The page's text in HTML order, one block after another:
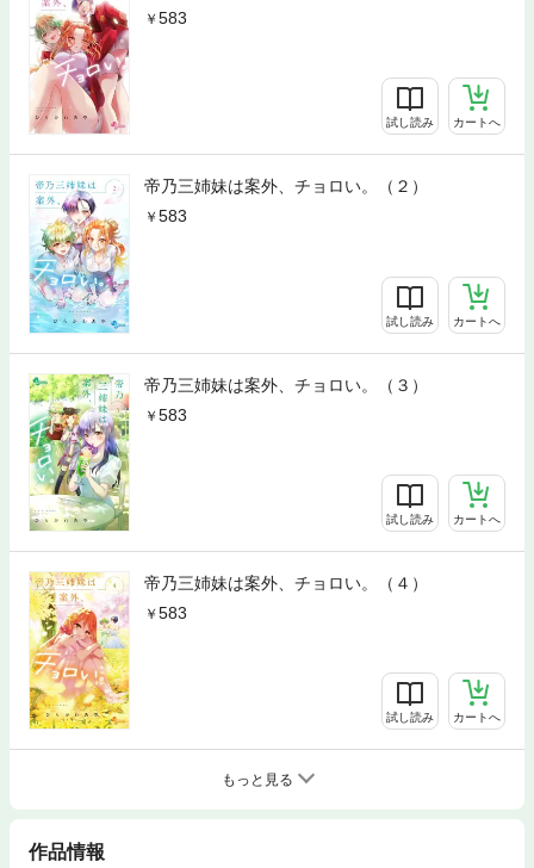
583
試し読み カートへ
帝乃三姉妹は案外、チョロい。（２）
583
試し読み カートへ
帝乃三姉妹は案外、チョロい。（３）
583
試し読み カートへ
帝乃三姉妹は案外、チョロい。（４）
583
試し読み カートへ
もっと見る
作品情報